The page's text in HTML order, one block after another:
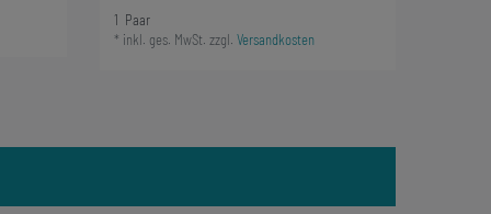
1 Paar
* inkl. ges. MwSt. zzgl. Versandkosten